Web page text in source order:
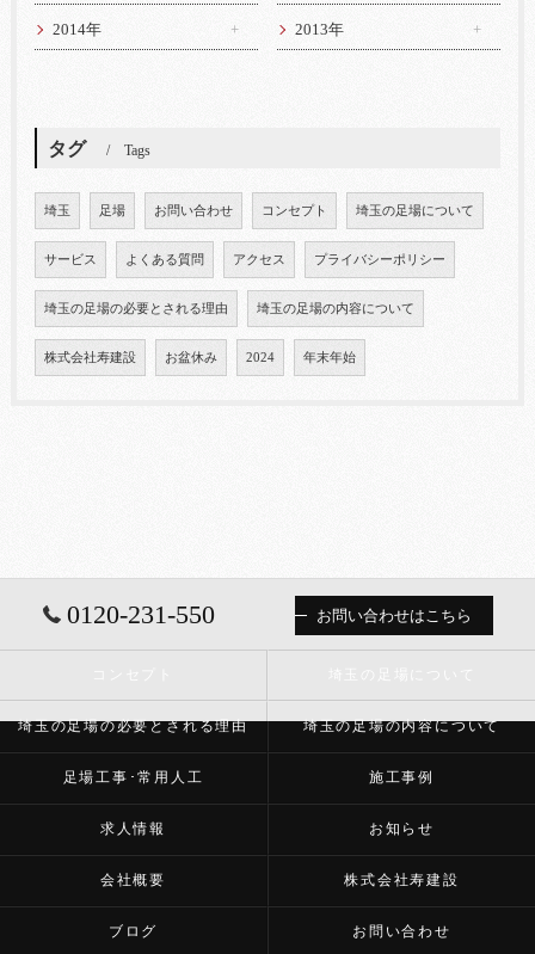
2014年 2013年
タグ Tags
埼玉 足場 お問い合わせ コンセプト 埼玉の足場について
サービス よくある質問 アクセス プライバシーポリシー
埼玉の足場の必要とされる理由 埼玉の足場の内容について
株式会社寿建設 お盆休み 2024 年末年始
0120-231-550 お問い合わせはこちら
埼玉の足場の必要とされる理由 埼玉の足場の内容について
足場工事･常用人工 施工事例
求人情報 お知らせ
会社概要 株式会社寿建設
ブログ お問い合わせ